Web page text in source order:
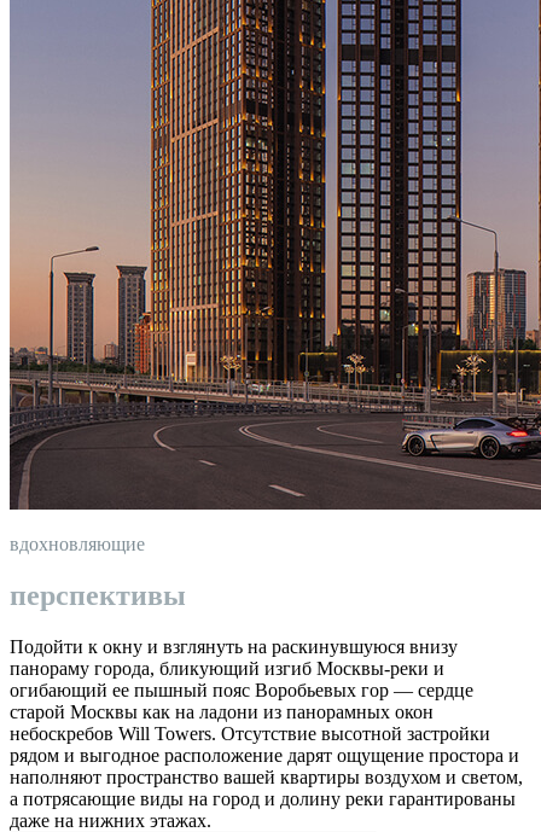
вдохновляющие
перспективы
Подойти к окну и взглянуть на раскинувшуюся внизу
панораму города, бликующий изгиб Москвы-реки и
огибающий ее пышный пояс Воробьевых гор — сердце
старой Москвы как на ладони из панорамных окон
небоскребов Will Towers. Отсутствие высотной застройки
рядом и выгодное расположение дарят ощущение простора и
наполняют пространство вашей квартиры воздухом и светом,
а потрясающие виды на город и долину реки гарантированы
даже на нижних этажах.